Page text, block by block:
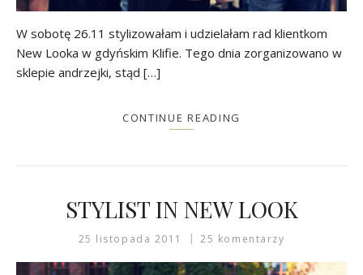
W sobotę 26.11 stylizowałam i udzielałam rad klientkom
New Looka w gdyńskim Klifie. Tego dnia zorganizowano w
sklepie andrzejki, stąd […]
CONTINUE READING
STYLIST IN NEW LOOK
25 listopada 2011 25 komentarzy